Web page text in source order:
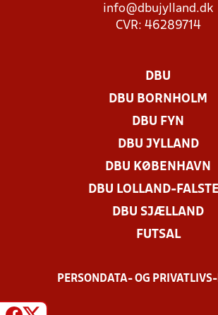
info@dbujylland.dk
CVR: 46289714
DBU
DBU BORNHOLM
DBU FYN
DBU JYLLAND
DBU KØBENHAVN
DBU LOLLAND-
DBU SJÆLLAND
FUTSAL
PERSONDATA- OG